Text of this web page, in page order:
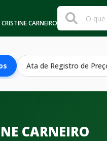
CARNEIRO
Ata de Registro de
CARNEIRO